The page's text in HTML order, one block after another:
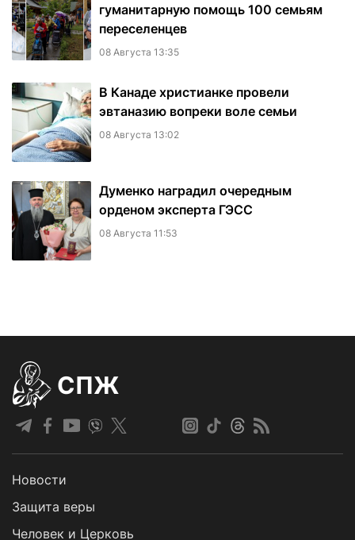
гуманитарную помощь 100 семьям
переселенцев
08 Августа 13:35
В Канаде христианке провели
эвтаназию вопреки воле семьи
08 Августа 13:02
Думенко наградил очередным
орденом эксперта ГЭСС
08 Августа 11:53
СПЖ
Новости
Защита веры
Человек и Церковь